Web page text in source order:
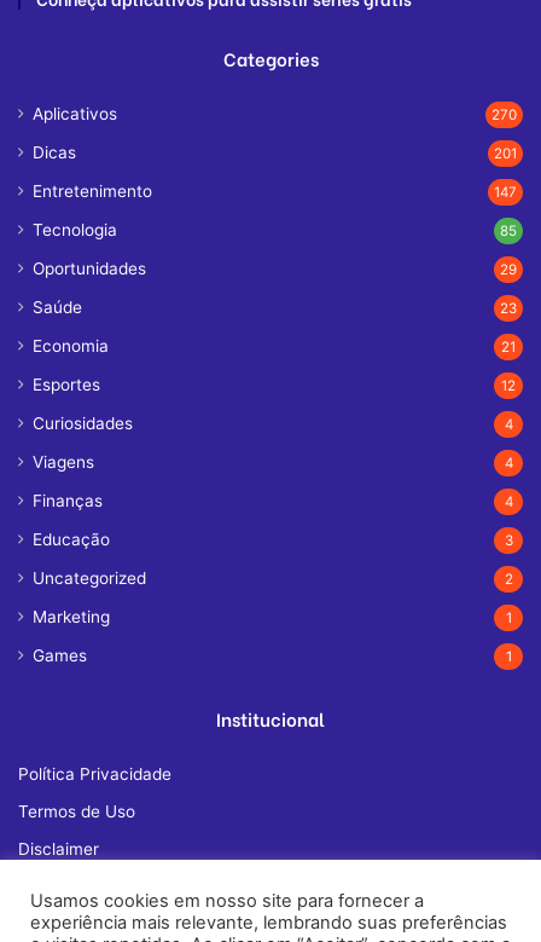
Categories
Aplicativos 270
Dicas 201
Entretenimento 147
Tecnologia 85
Oportunidades 29
Saúde 23
Economia 21
Esportes 12
Curiosidades 4
Viagens 4
Finanças 4
Educação 3
Uncategorized 2
Marketing 1
Games 1
Institucional
Política Privacidade
Termos de Uso
Disclaimer
Fale Conosco
Usamos cookies em nosso site para fornecer a
experiência mais relevante, lembrando suas preferências